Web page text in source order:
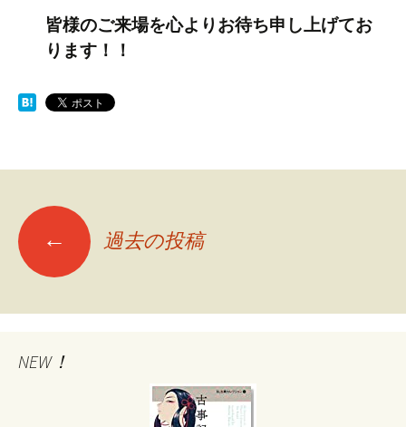
皆様のご来場を心よりお待ち申し上げてお
ります！！
投
稿
ナ
← 過去の投稿
NEW！